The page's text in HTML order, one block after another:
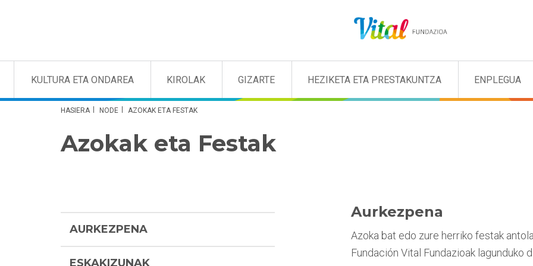
KULTURA ETA ONDAREA KIROLAK GIZARTE HEZIKETA ETA PRESTAKUNTZA ENPLEGUA
HASIERA NODE AZOKAK ETA FESTAK
Azokak eta Festak
AURKEZPENA
ESKAKIZUNAK
Aurkezpena
Azoka bat edo zure herriko festak
Fundación Vital Fundazioak lagunduko